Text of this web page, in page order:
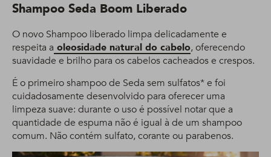
Shampoo Seda Boom Liberado
O novo Shampoo liberado limpa delicadamente e
respeita a oleosidade natural do cabelo, oferecendo
suavidade e brilho para os cabelos cacheados e crespos.
É o primeiro shampoo de Seda sem sulfatos* e foi
cuidadosamente desenvolvido para oferecer uma
limpeza suave: durante o uso é possível notar que a
quantidade de espuma não é igual à de um shampoo
comum. Não contém sulfato, corante ou parabenos.